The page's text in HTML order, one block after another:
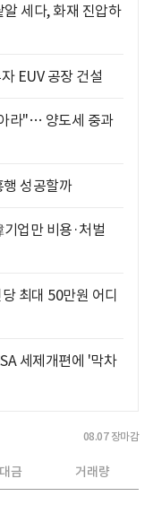
세다, 화재 진압하
EUV 공장 건설
라"… 양도세 중과
성공할까
업만 비용·처벌
최대 50만원 어디
세제개편에 '막차
08.07 장마감
금 거래량